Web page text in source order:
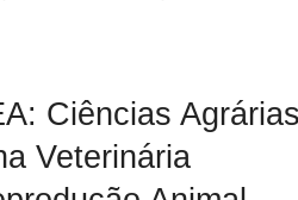
Ciências
Veterinária